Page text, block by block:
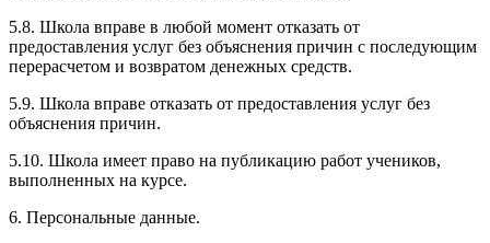
5.8. Школа вправе в любой момент отказать от
предоставления услуг без объяснения причин с последующим
перерасчетом и возвратом денежных средств.
5.9. Школа вправе отказать от предоставления услуг без
объяснения причин.
5.10. Школа имеет право на публикацию работ учеников,
выполненных на курсе.
6. Персональные данные.